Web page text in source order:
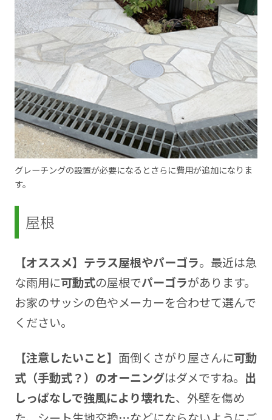
グレーチングの設置が必要になるとさらに費用が追加になりま
す。
屋根
【オススメ】テラス屋根やパーゴラ。最近は急
な雨用に可動式の屋根でパーゴラがあります。
お家のサッシの色やメーカーを合わせて選んで
ください。
【注意したいこと】 面倒くさがり屋さんに可動
式（手動式？）のオーニングはダメですね。 出
しっぱなしで強風により壊れた、外壁を傷め